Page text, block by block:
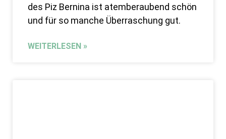
des Piz Bernina ist atemberaubend schön
und für so manche Überraschung gut.
WEITERLESEN »